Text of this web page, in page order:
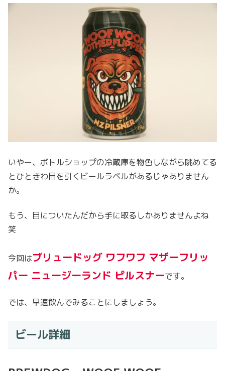
いやー、ボトルショップの冷蔵庫を物色しながら眺めてる
とひときわ目を引くビールラベルがあるじゃありません
か。
もう、目についたんだから手に取るしかありませんよね
笑
今回はブリュードッグ ワフワフ マザーフリッ
パー ニュージーランド ピルスナーです。
では、早速飲んでみることにしましょう。
ビール詳細